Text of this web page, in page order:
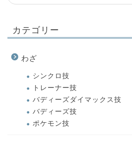
カテゴリー
わざ
シンクロ技
トレーナー技
バディーズダイマックス技
バディーズ技
ポケモン技